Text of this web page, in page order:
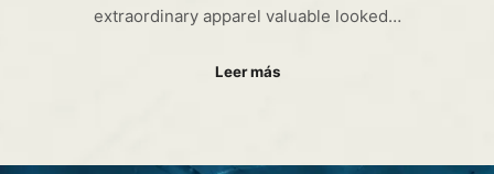
extraordinary apparel valuable looked…
Leer más